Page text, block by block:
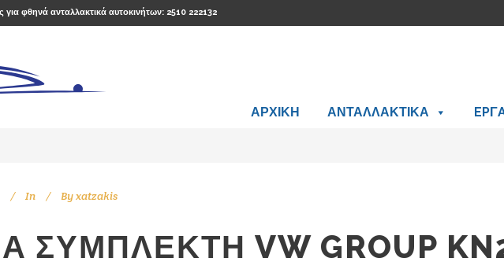
για φθηνά ανταλλακτικά αυτοκινήτων: 2510 222132
ΑΡΧΙΚΗ ΑΝΤΑΛΛΑΚΤΙΚΑ
In Byxatzakis
ΣΥΜΠΛΕΚΤΗ VW GROUP